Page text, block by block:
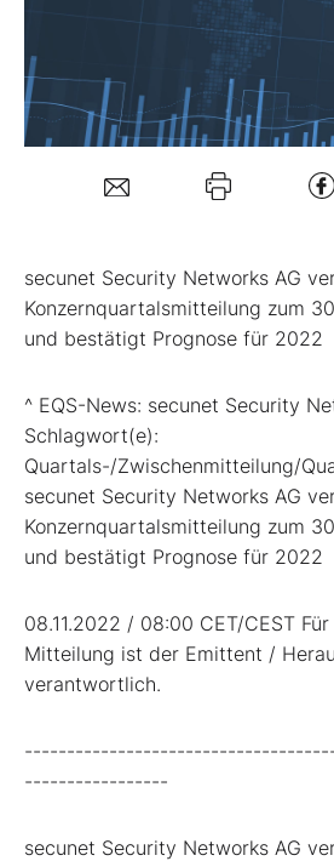
Folgen Sie uns
secunet Security Networks AG
Konzernquartalsmitteilung zum
und bestätigt Prognose für 2022
^ EQS-News: secunet Security
Schlagwort(e):
Quartals-/Zwischenmitteilung/
secunet Security Networks AG
Konzernquartalsmitteilung zum
und bestätigt Prognose für 2022
08.11.2022 / 08:00 CET/CEST
Mitteilung ist der Emittent /
verantwortlich.
-----------------
secunet Security Networks AG